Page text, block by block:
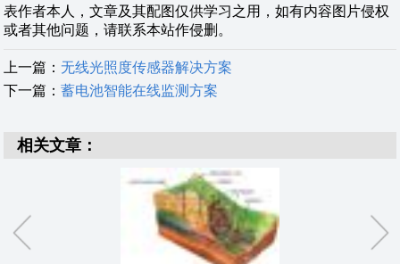
表作者本人，文章及其配图仅供学习之用，如有内容图片侵权
或者其他问题，请联系本站作侵删。
上一篇：无线光照度传感器解决方案
下一篇：蓄电池智能在线监测方案
相关文章：